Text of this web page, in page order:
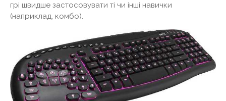
грі швидше застосовувати ті чи інші навички
(наприклад, комбо).